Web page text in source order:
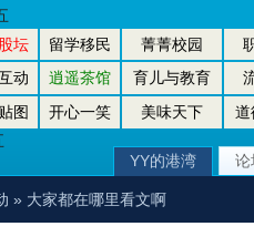
坛 留学移民 菁菁校园
动
逍遥茶馆 育儿与教育
图
开心一笑 美味天下
道
YY的港湾 论
» 大家都在哪里看文啊